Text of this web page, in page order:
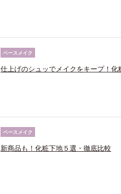
ベースメイク
仕上げのシュッでメイクをキープ！化
ベースメイク
新商品も！化粧下地５選・徹底比較